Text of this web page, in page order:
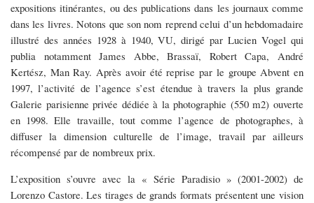
expositions itinérantes, ou des publications dans les journaux comme
dans les livres. Notons que son nom reprend celui d’un hebdomadaire
illustré des années 1928 à 1940, VU, dirigé par Lucien Vogel qui
publia notamment James Abbe, Brassaï, Robert Capa, André
Kertész, Man Ray. Après avoir été reprise par le groupe Abvent en
1997, l’activité de l’agence s’est étendue à travers la plus grande
Galerie parisienne privée dédiée à la photographie (550 m2) ouverte
en 1998. Elle travaille, tout comme l’agence de photographes, à
diffuser la dimension culturelle de l’image, travail par ailleurs
récompensé par de nombreux prix.
L’exposition s’ouvre avec la « Série Paradisio » (2001-2002) de
Lorenzo Castore. Les tirages de grands formats présentent une vision